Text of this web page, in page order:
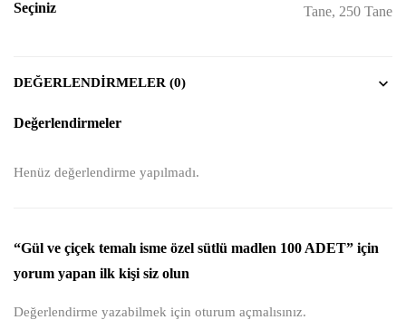
Seçiniz
Tane, 250 Tane
DEĞERLENDIRMELER (0)
Değerlendirmeler
Henüz değerlendirme yapılmadı.
“Gül ve çiçek temalı isme özel sütlü madlen 100 ADET” için
yorum yapan ilk kişi siz olun
Değerlendirme yazabilmek için oturum açmalısınız.